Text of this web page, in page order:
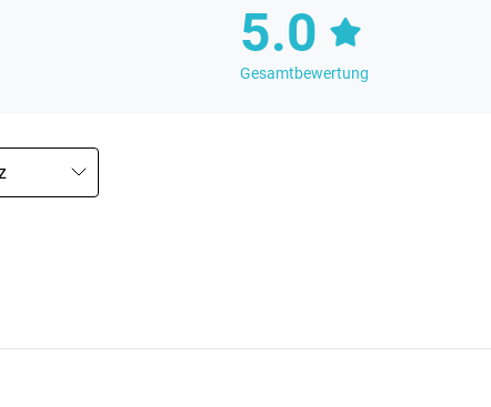
5.0
Gesamtbewertung